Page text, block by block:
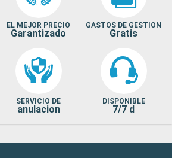
EL MEJOR PRECIO
Garantizado
GASTOS DE GESTION
Gratis
SERVICIO DE
anulacion
DISPONIBLE
7/7 d